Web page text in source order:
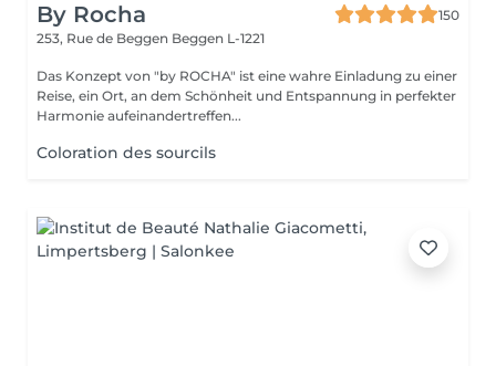
By Rocha
150
253, Rue de Beggen Beggen L-1221
Das Konzept von "by ROCHA" ist eine wahre Einladung zu einer
Reise, ein Ort, an dem Schönheit und Entspannung in perfekter
Harmonie aufeinandertreffen...
Coloration des sourcils